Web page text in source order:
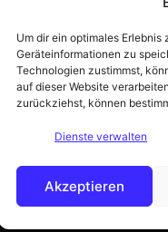
Um dir ein optimales
Geräteinformationen zu
Technologien zustimmst,
auf dieser Website
zurückziehst, können
Dienste verwalten
Akzeptieren
Kontakt: